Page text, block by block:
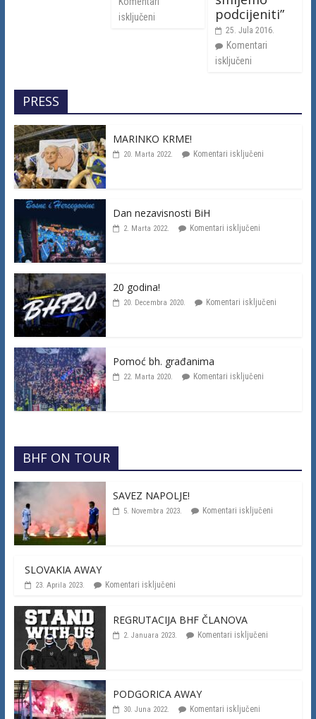
isključeni
podcijeniti”
25. Jula 2016.
Komentari
isključeni
PRESS
MARINKO KRME!
20. Marta 2022. Komentari isključeni
Dan nezavisnosti BiH
2. Marta 2022. Komentari isključeni
20 godina!
20. Decembra 2020. Komentari isključeni
Pomoć bh. građanima
22. Marta 2020. Komentari isključeni
BHF ON TOUR
SAVEZ NAPOLJE!
5. Novembra 2023. Komentari isključeni
SLOVAKIA AWAY
23. Aprila 2023. Komentari isključeni
REGRUTACIJA BHF ČLANOVA
2. Januara 2023. Komentari isključeni
PODGORICA AWAY
30. Juna 2022. Komentari isključeni